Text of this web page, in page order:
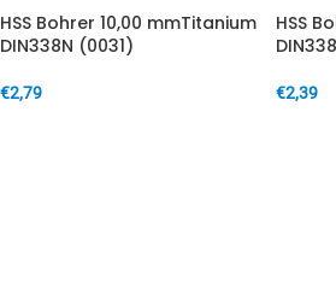
HSS Bohrer 10,00 mmTitanium
DIN338N (0031)
€2,79
HSS
€2,39